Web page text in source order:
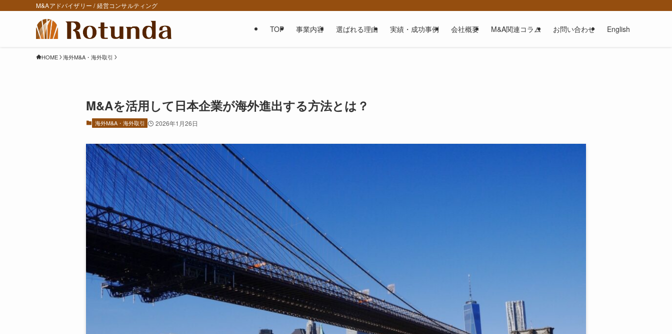
M&Aアドバイザリー / 経営コンサルティング
TOP 事業内容 選ばれる理由 実績・成功事例 会社概要 M&A関連コラム お問い合わせ English
HOME 海外M&A・海外取引
M&Aを活用して日本企業が海外進出する方法とは？
海外M&A・海外取引 2026年1月26日